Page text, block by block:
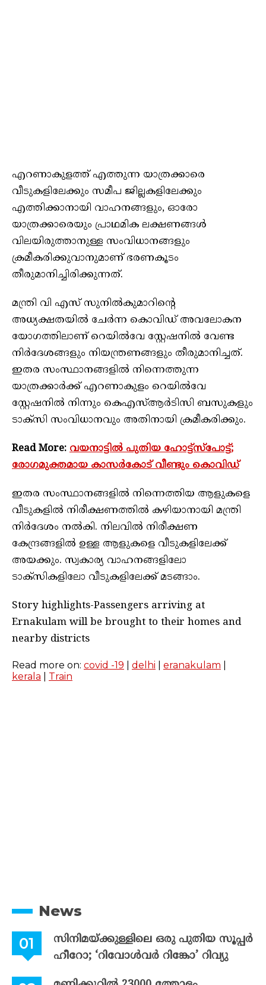
എറണാകുളത്ത് എത്തുന്ന യാത്രക്കാരെ
വീടുകളിലേക്കും സമീപ ജില്ലകളിലേക്കും
എത്തിക്കാനായി വാഹനങ്ങളും, ഓരോ
യാത്രക്കാരെയും പ്രാഥമിക ലക്ഷണങ്ങള്‍
വിലയിരുത്താനുള്ള സംവിധാനങ്ങളും
ക്രമീകരിക്കുവാനുമാണ് ഭരണകൂടം
തീരുമാനിച്ചിരിക്കുന്നത്.
മന്ത്രി വി എസ് സുനില്‍കുമാറിന്റെ
അധ്യക്ഷതയില്‍ ചേര്‍ന്ന കൊവിഡ് അവലോകന
യോഗത്തിലാണ് റെയില്‍വേ സ്റ്റേഷനില്‍ വേണ്ട
നിർദേശങ്ങളും നിയന്ത്രണങ്ങളും തീരുമാനിച്ചത്.
ഇതര സംസ്ഥാനങ്ങളിൽ നിന്നെത്തുന്ന
യാത്രക്കാർക്ക് എറണാകുളം റെയിൽവേ
സ്റ്റേഷനിൽ നിന്നും കെഎസ്ആര്‍ടിസി ബസുകളും
ടാക്‌സി സംവിധാനവും അതിനായി ക്രമീകരിക്കും.
Read More: വയനാട്ടിൽ പുതിയ ഹോട്ട്സ്പോട്ട്;
രോഗമുക്തമായ കാസർകോട് വീണ്ടും കൊവിഡ്
ഇതര സംസ്ഥാനങ്ങളില്‍ നിന്നെത്തിയ ആളുകളെ
വീടുകളില്‍ നിരീക്ഷണത്തില്‍ കഴിയാനായി മന്ത്രി
നിര്‍ദേശം നല്‍കി. നിലവില്‍ നിരീക്ഷണ
കേന്ദ്രങ്ങളില്‍ ഉള്ള ആളുകളെ വീടുകളിലേക്ക്
അയക്കും. സ്വകാര്യ വാഹനങ്ങളിലോ
ടാക്‌സികളിലോ വീടുകളിലേക്ക് മടങ്ങാം.
Story highlights-Passengers arriving at
Ernakulam will be brought to their homes and
nearby districts
Read more on: covid -19 delhi eranakulam
kerala
Train
News
സിനിമയ്ക്കുള്ളിലെ ഒരു പുതിയ സൂപ്പർ
ഹീറോ; ‘റിവോൾവർ റിങ്കോ’ റിവ്യു